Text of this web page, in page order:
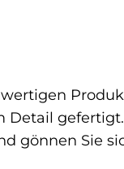
Detail gefertigt.
gönnen Sie